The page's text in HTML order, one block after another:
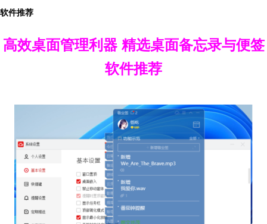
软件推荐
高效桌面管理利器 精选桌面备忘录与便签
软件推荐